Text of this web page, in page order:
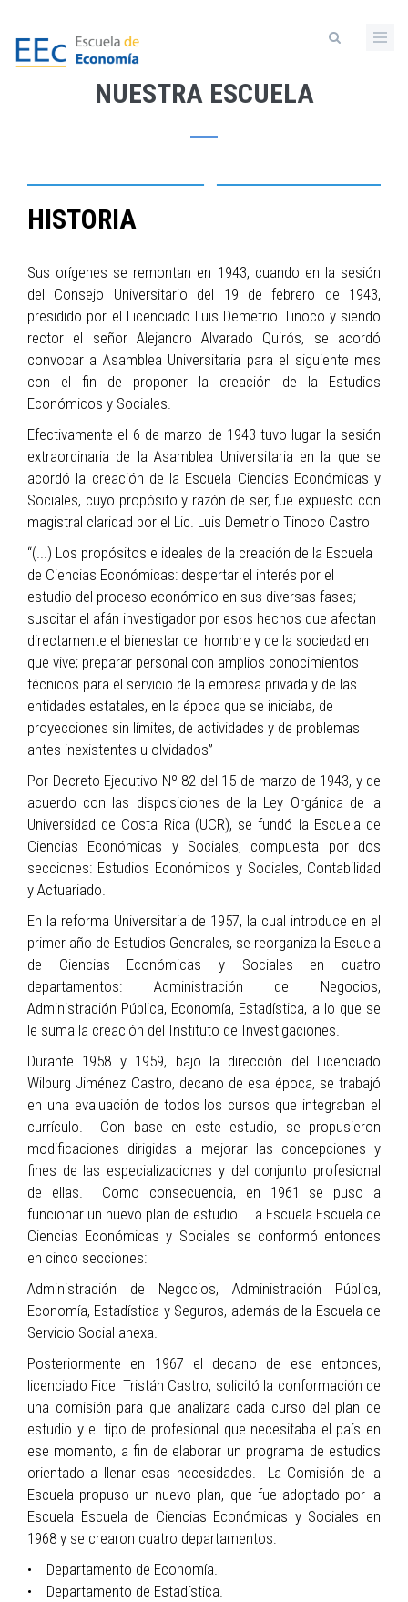
contenido
NUESTRA ESCUELA
HISTORIA
Sus orígenes se remontan en 1943, cuando en la sesión
del Consejo Universitario del 19 de febrero de 1943,
presidido por el Licenciado Luis Demetrio Tinoco y siendo
rector el señor Alejandro Alvarado Quirós, se acordó
convocar a Asamblea Universitaria para el siguiente mes
con el fin de proponer la creación de la Estudios
Económicos y Sociales.
Efectivamente el 6 de marzo de 1943 tuvo lugar la sesión
extraordinaria de la Asamblea Universitaria en la que se
acordó la creación de la Escuela Ciencias Económicas y
Sociales, cuyo propósito y razón de ser, fue expuesto con
magistral claridad por el Lic. Luis Demetrio Tinoco Castro
“(...) Los propósitos e ideales de la creación de la Escuela
de Ciencias Económicas: despertar el interés por el
estudio del proceso económico en sus diversas fases;
suscitar el afán investigador por esos hechos que afectan
directamente el bienestar del hombre y de la sociedad en
que vive; preparar personal con amplios conocimientos
técnicos para el servicio de la empresa privada y de las
entidades estatales, en la época que se iniciaba, de
proyecciones sin límites, de actividades y de problemas
antes inexistentes u olvidados”
Por Decreto Ejecutivo Nº 82 del 15 de marzo de 1943, y de
acuerdo con las disposiciones de la Ley Orgánica de la
Universidad de Costa Rica (UCR), se fundó la Escuela de
Ciencias Económicas y Sociales, compuesta por dos
secciones: Estudios Económicos y Sociales, Contabilidad
y Actuariado.
En la reforma Universitaria de 1957, la cual introduce en el
primer año de Estudios Generales, se reorganiza la Escuela
de Ciencias Económicas y Sociales en cuatro
departamentos: Administración de Negocios,
Administración Pública, Economía, Estadística, a lo que se
le suma la creación del Instituto de Investigaciones.
Durante 1958 y 1959, bajo la dirección del Licenciado
Wilburg Jiménez Castro, decano de esa época, se trabajó
en una evaluación de todos los cursos que integraban el
currículo. Con base en este estudio, se propusieron
modificaciones dirigidas a mejorar las concepciones y
fines de las especializaciones y del conjunto profesional
de ellas. Como consecuencia, en 1961 se puso a
funcionar un nuevo plan de estudio. La Escuela Escuela de
Ciencias Económicas y Sociales se conformó entonces
en cinco secciones:
Administración de Negocios, Administración Pública,
Economía, Estadística y Seguros, además de la Escuela de
Servicio Social anexa.
Posteriormente en 1967 el decano de ese entonces,
licenciado Fidel Tristán Castro, solicitó la conformación de
una comisión para que analizara cada curso del plan de
estudio y el tipo de profesional que necesitaba el país en
ese momento, a fin de elaborar un programa de estudios
orientado a llenar esas necesidades. La Comisión de la
Escuela propuso un nuevo plan, que fue adoptado por la
Escuela Escuela de Ciencias Económicas y Sociales en
1968 y se crearon cuatro departamentos:
• Departamento de Economía.
• Departamento de Estadística.